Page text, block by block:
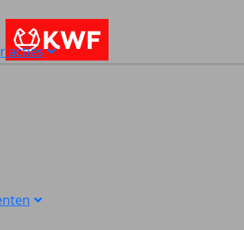
acties